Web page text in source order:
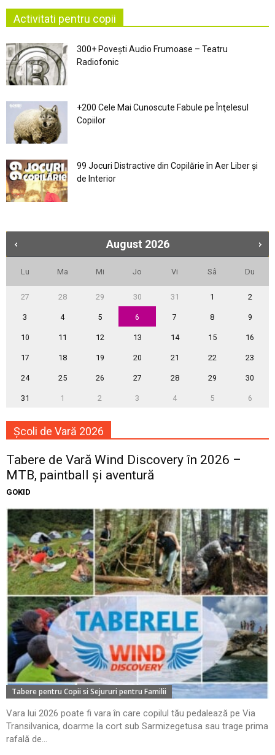
Activitati pentru copii
300+ Povești Audio Frumoase – Teatru
Radiofonic
+200 Cele Mai Cunoscute Fabule pe Înţelesul
Copiilor
99 Jocuri Distractive din Copilărie în Aer Liber şi
de Interior
August 2026
Lu Ma Mi Jo Vi Sâ Du
27 28 29 30 31 1 2
3 4 5 6 7 8 9
10 11 12 13 14 15 16
17 18 19 20 21 22 23
24 25 26 27 28 29 30
31 1 2 3 4 5 6
Școli de Vară 2026
Tabere de Vară Wind Discovery în 2026 –
MTB, paintball și aventură
GOKID
Tabere pentru Copii si Sejururi pentru Familii
Vara lui 2026 poate fi vara în care copilul tău pedalează pe Via
Transilvanica, doarme la cort sub Sarmizegetusa sau trage prima
rafală de...